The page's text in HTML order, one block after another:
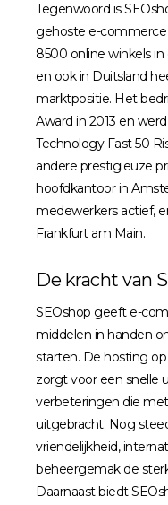
Tegenwoord is
gehoste e-commerce
8500 online winkels
en ook in Duitsland
marktpositie. Het
Award in 2013 en
Technology Fast 50
andere prestigieuze
hoofdkantoor in
medewerkers actief,
Frankfurt am Main.
De kracht van
SEOshop geeft e-
middelen in handen
starten. De hosting
zorgt voor een snelle
verbeteringen die
uitgebracht. Nog
vriendelijkheid,
beheergemak de
Daarnaast biedt